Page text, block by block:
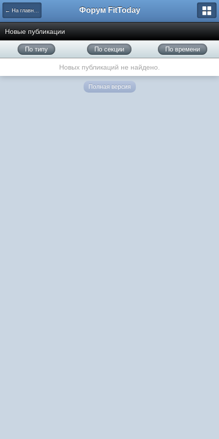
← На главную Форум FitToday
Новые публикации
По типу По секции По времени
Новых публикаций не найдено.
Полная версия